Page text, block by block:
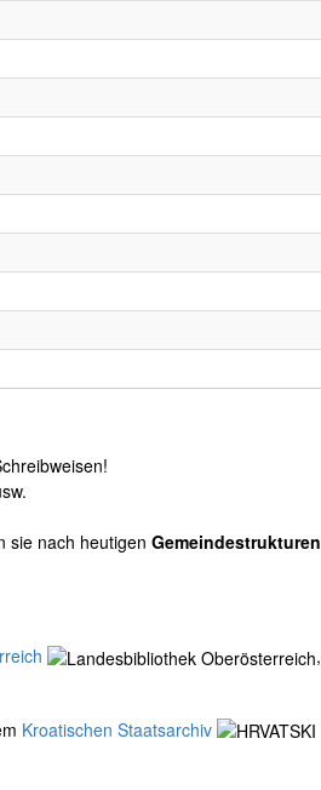
sie nach heutigen Gemeindestrukturen
,
Kroatischen Staatsarchiv